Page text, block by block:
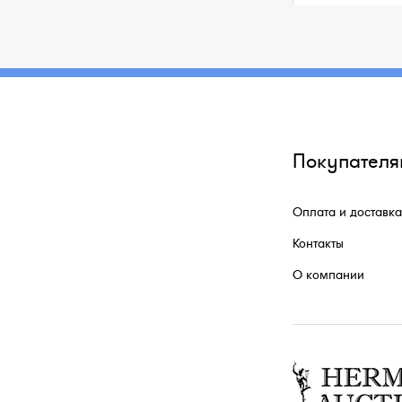
Оплата и доставка
Контакты
О компании